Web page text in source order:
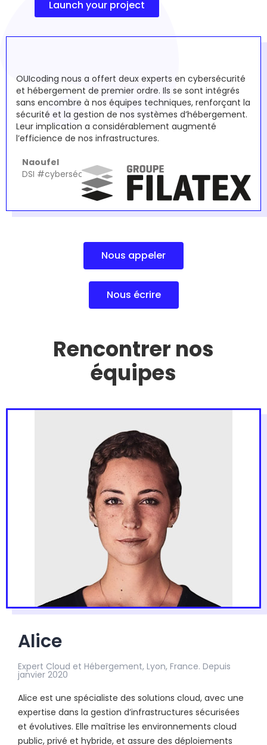
Launch your project
OUIcoding nous a offert deux experts en cybersécurité
et hébergement de premier ordre. Ils se sont intégrés
sans encombre à nos équipes techniques, renforçant la
sécurité et la gestion de nos systèmes d’hébergement.
Leur implication a considérablement augmenté
l’efficience de nos infrastructures.
Naoufel
DSI #cybersécurité #hosting
Nous appeler
Nous écrire
Rencontrer nos
équipes
Alice
Expert Cloud et Hébergement, Lyon, France. Depuis
janvier 2020
Alice est une spécialiste des solutions cloud, avec une
expertise dans la gestion d’infrastructures sécurisées
et évolutives. Elle maîtrise les environnements cloud
public, privé et hybride, et assure des déploiements